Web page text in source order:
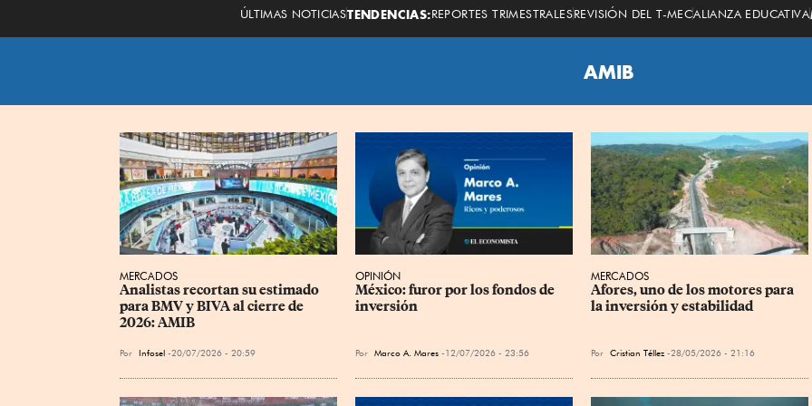
ÚLTIMAS NOTICIASTENDENCIAS:REPORTES TRIMESTRALESREVISIÓN DEL T-MECALIANZA EDUCATIVA
AMIB
MERCADOS
Analistas recortan su estimado
para BMV y BIVA al cierre de
2026: AMIB
Por Infosel 20/07/2026 - 20:59
OPINIÓN
México: furor por los fondos de
inversión
Por Marco A. Mares 12/07/2026 - 23:56
MERCADOS
Afores, uno de los motores para
la inversión y estabilidad
Por Cristian Téllez 28/05/2026 - 21:16